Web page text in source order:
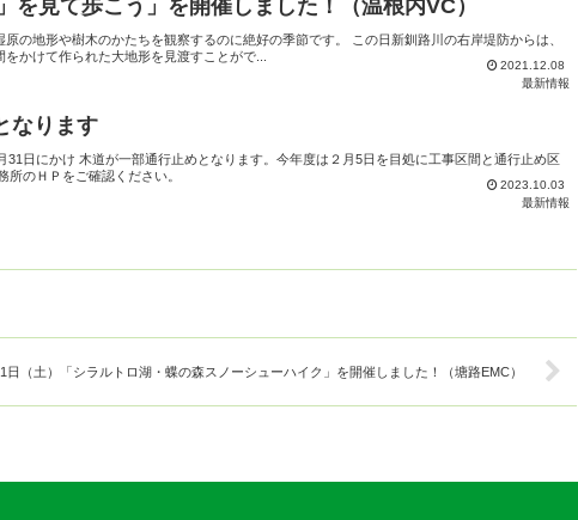
見て歩こう」を開催しました！（温根内VC）
の地形や樹木のかたちを観察するのに絶好の季節です。 この日新釧路川の右岸堤防からは、
かけて作られた大地形を見渡すことがで...
2021.12.08
最新情報
なります
日にかけ 木道が一部通行止めとなります。今年度は２月5日を目処に工事区間と通行止め区
のＨＰをご確認ください。
2023.10.03
最新情報
日（土）「シラルトロ湖・蝶の森スノーシューハイク」を開催しました！（塘路EMC）